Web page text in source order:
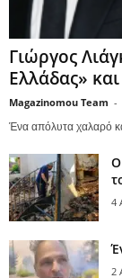
Γιώργος
Ελλάδας»
Magazinomou Team -
Ένα απόλυτα χαλαρό
Ο
4
2